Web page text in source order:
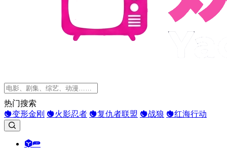
热门搜索
变形金刚
火影忍者 复仇者联盟 战狼 红海行动